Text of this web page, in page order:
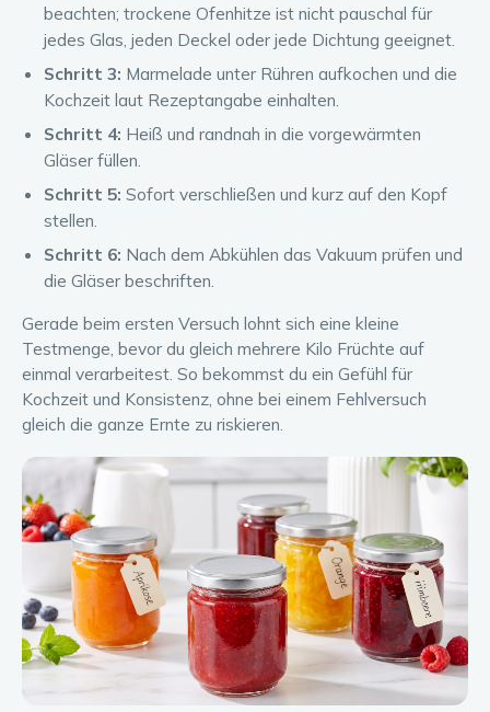
beachten; trockene Ofenhitze ist nicht pauschal für
jedes Glas, jeden Deckel oder jede Dichtung geeignet.
Schritt 3: Marmelade unter Rühren aufkochen und die
Kochzeit laut Rezeptangabe einhalten.
Schritt 4: Heiß und randnah in die vorgewärmten
Gläser füllen.
Schritt 5: Sofort verschließen und kurz auf den Kopf
stellen.
Schritt 6: Nach dem Abkühlen das Vakuum prüfen und
die Gläser beschriften.
Gerade beim ersten Versuch lohnt sich eine kleine
Testmenge, bevor du gleich mehrere Kilo Früchte auf
einmal verarbeitest. So bekommst du ein Gefühl für
Kochzeit und Konsistenz, ohne bei einem Fehlversuch
gleich die ganze Ernte zu riskieren.